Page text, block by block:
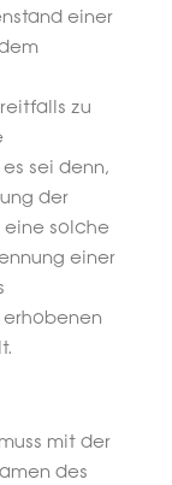
einer
zu
sei denn,
der
eine solche
einer
mit der
des